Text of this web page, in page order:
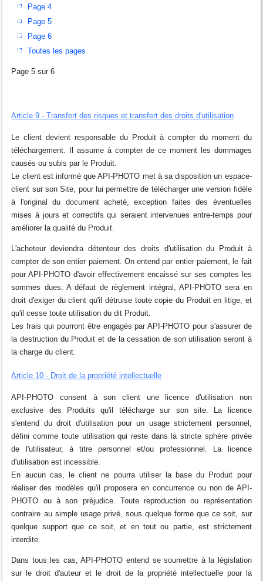
Page 4
Page 5
Page 6
Toutes les pages
Page 5 sur 6
Article 9 - Transfert des risques et transfert des droits d'utilisation
Le client devient responsable du Produit à compter du moment du
téléchargement. Il assume à compter de ce moment les dommages
causés ou subis par le Produit.
Le client est informé que API-PHOTO met à sa disposition un espace-
client sur son Site, pour lui permettre de télécharger une version fidèle
à l'original du document acheté, exception faites des éventuelles
mises à jours et correctifs qui seraient intervenues entre-temps pour
améliorer la qualité du Produit.
L'acheteur deviendra détenteur des droits d'utilisation du Produit à
compter de son entier paiement. On entend par entier paiement, le fait
pour API-PHOTO d'avoir effectivement encaissé sur ses comptes les
sommes dues. A défaut de règlement intégral, API-PHOTO sera en
droit d'exiger du client qu'il détruise toute copie du Produit en litige, et
qu'il cesse toute utilisation du dit Produit.
Les frais qui pourront être engagés par API-PHOTO pour s'assurer de
la destruction du Produit et de la cessation de son utilisation seront à
la charge du client.
Article 10 - Droit de la propriété intellectuelle
API-PHOTO consent à son client une licence d'utilisation non
exclusive des Produits qu'il télécharge sur son site. La licence
s'entend du droit d'utilisation pour un usage strictement personnel,
défini comme toute utilisation qui reste dans la stricte sphère privée
de l'utilisateur, à titre personnel et/ou professionnel. La licence
d'utilisation est incessible.
En aucun cas, le client ne pourra utiliser la base du Produit pour
réaliser des modèles qu'il proposera en concurrence ou non de API-
PHOTO ou à son préjudice. Toute reproduction ou représentation
contraire au simple usage privé, sous quelque forme que ce soit, sur
quelque support que ce soit, et en tout ou partie, est strictement
interdite.
Dans tous les cas, API-PHOTO entend se soumettre à la législation
sur le droit d'auteur et le droit de la propriété intellectuelle pour la